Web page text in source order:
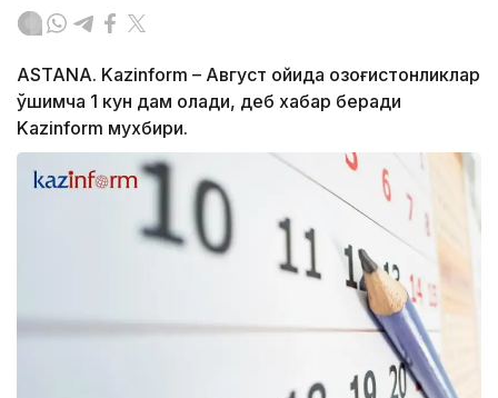
ASTANA. Kazinform – Август ойида қозоғистонликлар
қўшимча 1 кун дам олади, деб хабар беради
Kazinform мухбири.